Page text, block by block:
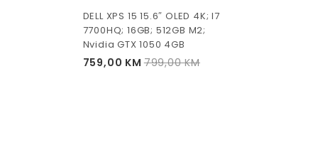
DELL XPS 15 15.6″ OLED 4K; I7
7700HQ; 16GB; 512GB M2;
Nvidia GTX 1050 4GB
799,00KM
759,00 KM